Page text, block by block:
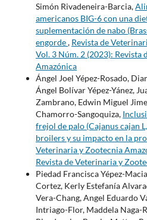
Simón Rivadeneira-Barcia,
americanos BIG-6 con una
suplementación de nabo
engorde, Revista de
Vol. 3 Núm. 2 (2023):
Amazónica
Ángel Joel Yépez-Rosado,
Ángel Bolívar Yépez-Yánez,
Zambrano, Edwin Miguel
Chamorro-Sangoquiza,
frejol de palo (Cajanus cajan
broilers y su impacto en la
Veterinaria y Zootecnia
Revista de Veterinaria y
Piedad Francisca Yépez-
Cortez, Kerly Estefanía
Vera-Chang, Angel Eduardo
Intriago-Flor, Maddela Naga-